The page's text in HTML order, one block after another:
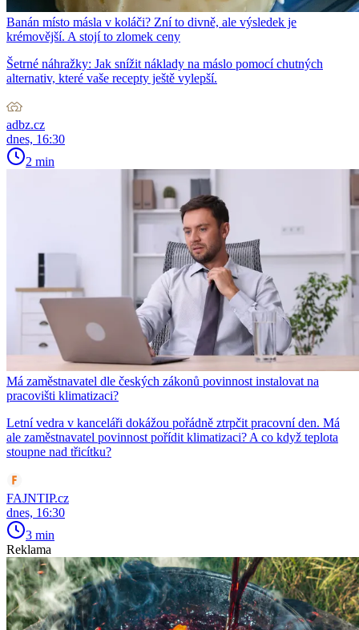
Banán místo másla v koláči? Zní to divně, ale výsledek je
krémovější. A stojí to zlomek ceny
Šetrné náhražky: Jak snížit náklady na máslo pomocí chutných
alternativ, které vaše recepty ještě vylepší.
adbz.cz
dnes, 16:30
2 min
Má zaměstnavatel dle českých zákonů povinnost instalovat na
pracovišti klimatizaci?
Letní vedra v kanceláři dokážou pořádně ztrpčit pracovní den. Má
ale zaměstnavatel povinnost pořídit klimatizaci? A co když teplota
stoupne nad třicítku?
FAJNTIP.cz
dnes, 16:30
3 min
Reklama